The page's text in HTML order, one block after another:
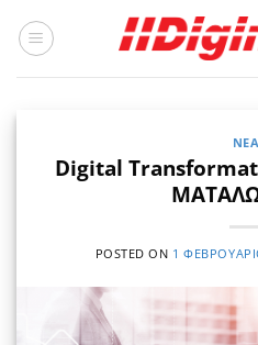
στο
ΝΈΑ
Digital
POSTED ON 1